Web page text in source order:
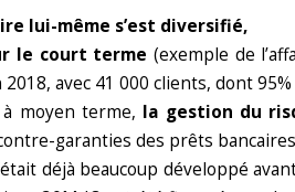
lui-même s’est diversifié,
le court terme (exemple de
avec 41 000 clients, dont 95%
moyen terme, la gestion du
garanties des prêts
déjà beaucoup développé